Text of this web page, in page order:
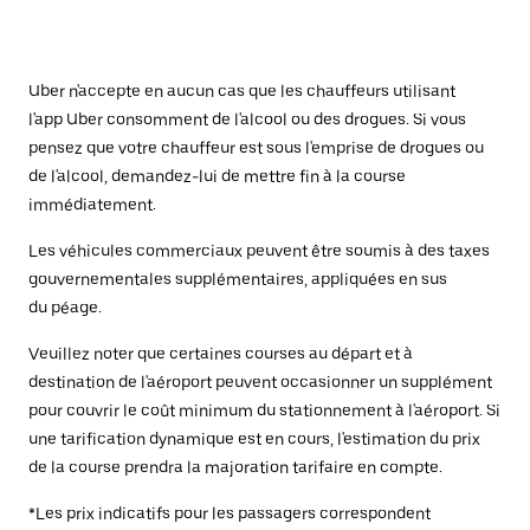
Uber n'accepte en aucun cas que les chauffeurs utilisant
l'app Uber consomment de l'alcool ou des drogues. Si vous
pensez que votre chauffeur est sous l'emprise de drogues ou
de l'alcool, demandez-lui de mettre fin à la course
immédiatement.
Les véhicules commerciaux peuvent être soumis à des taxes
gouvernementales supplémentaires, appliquées en sus
du péage.
Veuillez noter que certaines courses au départ et à
destination de l'aéroport peuvent occasionner un supplément
pour couvrir le coût minimum du stationnement à l'aéroport. Si
une tarification dynamique est en cours, l'estimation du prix
de la course prendra la majoration tarifaire en compte.
*Les prix indicatifs pour les passagers correspondent